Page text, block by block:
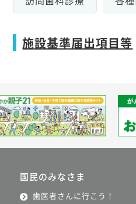
施設基準届出項目等
国民のみなさま
歯医者さんに行こう！